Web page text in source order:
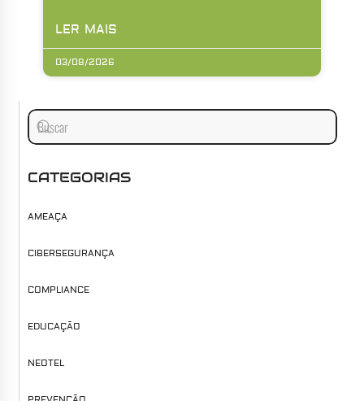
LER MAIS
03/08/2026
CATEGORIAS
AMEAÇA
CIBERSEGURANÇA
COMPLIANCE
EDUCAÇÃO
NEOTEL